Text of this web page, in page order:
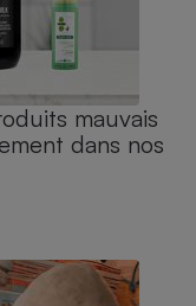
mauvais
dans nos